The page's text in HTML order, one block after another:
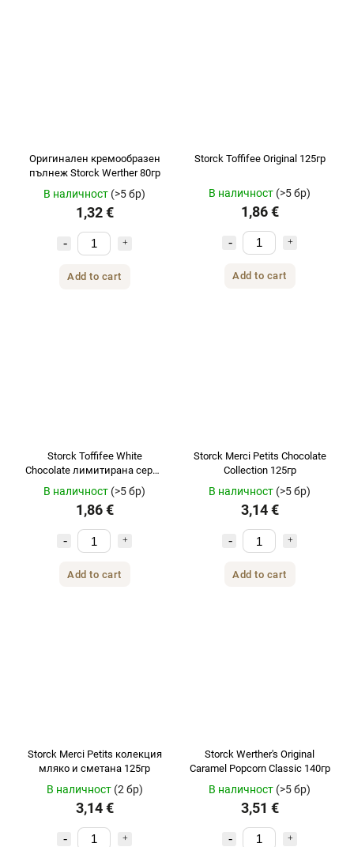
Оригинален кремообразен
пълнеж Storck Werther 80гр
В наличност (>5 бр)
1,32 €
Add to cart
Storck Toffifee Original 125гр
В наличност (>5 бр)
1,86 €
Add to cart
Storck Toffifee White
Chocolate лимитирана серия
В наличност (>5 бр)
1,86 €
Add to cart
Storck Merci Petits Chocolate
Collection 125гр
В наличност (>5 бр)
3,14 €
Add to cart
Storck Merci Petits колекция
мляко и сметана 125гр
В наличност (2 бр)
3,14 €
Storck Werther's Original
Caramel Popcorn Classic 140гр
В наличност (>5 бр)
3,51 €